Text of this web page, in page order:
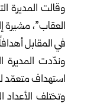
وقالت المديرة
العقاب”، مشيرة
في المقابل
وندّدت المديرة
استهداف متعمّد
وتختلف